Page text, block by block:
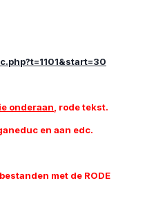
onderaan, rode tekst.
en aan edc.
met de RODE